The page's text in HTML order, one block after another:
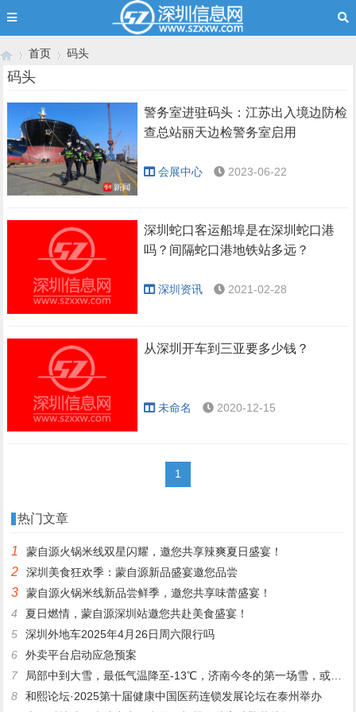
首页
›
码头
码头
警务室进驻码头：江苏出入境边防检
查总站丽天边检警务室启用
会展中心 2023-06-22
深圳蛇口客运船埠是在深圳蛇口港
吗？间隔蛇口港地铁站多远？
深圳资讯 2021-02-28
从深圳开车到三亚要多少钱？
未命名 2020-12-15
1
热门文章
1 蒙自源火锅米线双星闪耀，邀您共享辣爽夏日盛宴！
2 深圳美食狂欢季：蒙自源新品盛宴邀您品尝
3
蒙自源火锅米线新品尝鲜季，邀您共享味蕾盛宴！
4
夏日燃情，蒙自源深圳站邀您共赴美食盛宴！
5
深圳外地车2025年4月26日周六限行吗
6
外卖平台启动应急预案
7
局部中到大雪，最低气温降至-13℃，济南今冬的第一场雪，或跟去年同一时间！
8
和熙论坛·2025第十届健康中国医药连锁发展论坛在泰州举办